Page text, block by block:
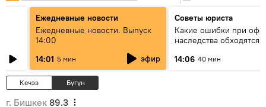
Ежедневные новости
Ежедневные новости. Выпуск
14:00
14:01 5 мин эфир
Советы юриста
Какие ошибки при
наследства обходятся
14:06 40 мин
Кечээ Бүгүн
г. Бишкек 89.3